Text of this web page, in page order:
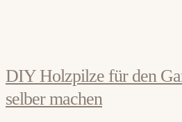
DIY Holzpilze für den
selber machen